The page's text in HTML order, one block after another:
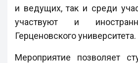
и ведущих, так и среди
участвуют и
Герценовского университета.
Мероприятие позволяет